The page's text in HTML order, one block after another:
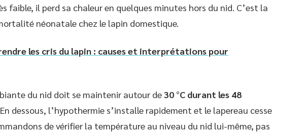
faible, il perd sa chaleur en quelques minutes hors du nid. C’est la
néonatale chez le lapin domestique.
les cris du lapin : causes et interprétations pour
du nid doit se maintenir autour de30 °C durant les 48
dessous, l’hypothermie s’installe rapidement et le lapereau cesse
de vérifier la température au niveau du nid lui-même, pas